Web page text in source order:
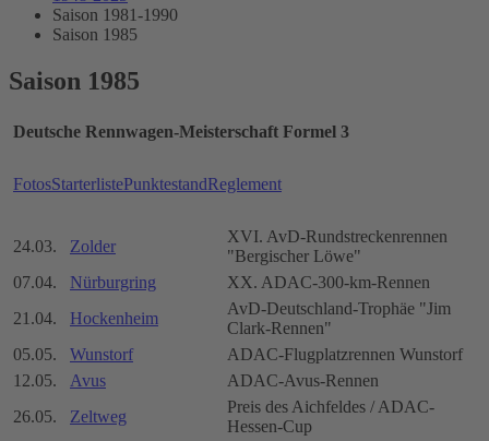
Saison 1981-1990
Saison 1985
Saison 1985
Deutsche Rennwagen-Meisterschaft Formel 3
FotosStarterlistePunktestandReglement
24.03. Zolder
XVI. AvD-Rundstreckenrennen
"Bergischer Löwe"
07.04.
Nürburgring
XX. ADAC-300-km-Rennen
21.04.
Hockenheim
AvD-Deutschland-Trophäe "Jim
Clark-Rennen"
05.05.
Wunstorf
ADAC-Flugplatzrennen Wunstorf
12.05.
Avus
ADAC-Avus-Rennen
26.05.
Zeltweg
Preis des Aichfeldes / ADAC-
Hessen-Cup